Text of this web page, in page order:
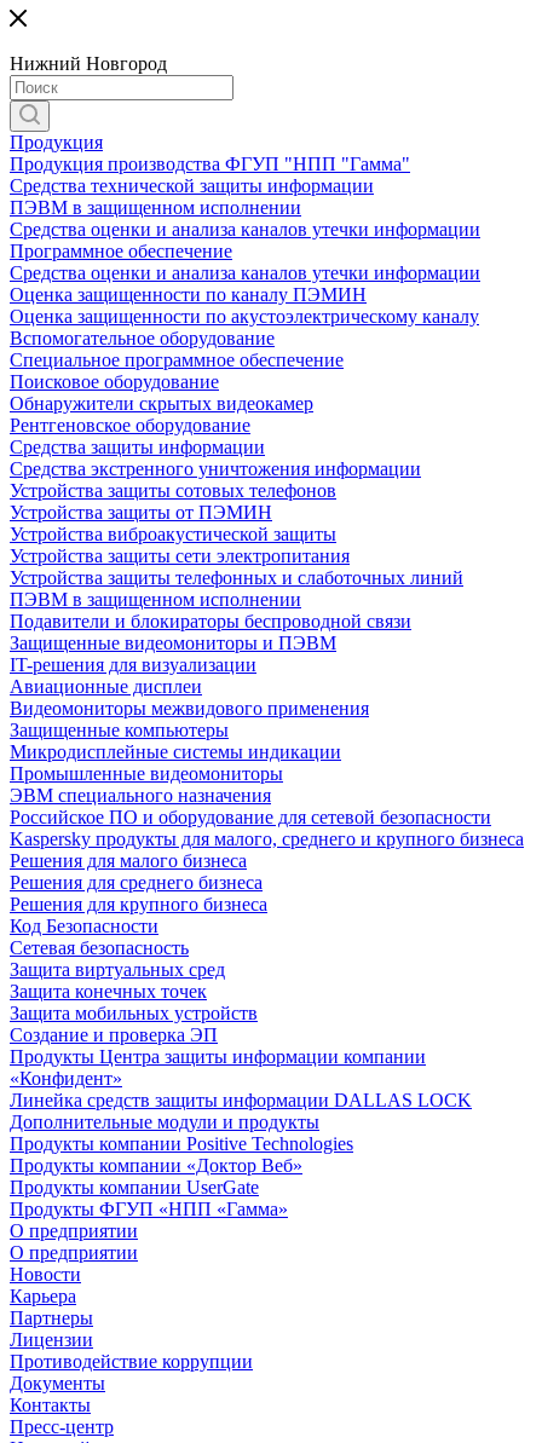
Нижний Новгород
Продукция
Продукция производства ФГУП "НПП "Гамма"
Средства технической защиты информации
ПЭВМ в защищенном исполнении
Средства оценки и анализа каналов утечки информации
Программное обеспечение
Средства оценки и анализа каналов утечки информации
Оценка защищенности по каналу ПЭМИН
Оценка защищенности по акустоэлектрическому каналу
Вспомогательное оборудование
Специальное программное обеспечение
Поисковое оборудование
Обнаружители скрытых видеокамер
Рентгеновское оборудование
Средства защиты информации
Средства экстренного уничтожения информации
Устройства защиты сотовых телефонов
Устройства защиты от ПЭМИН
Устройства виброакустической защиты
Устройства защиты сети электропитания
Устройства защиты телефонных и слаботочных линий
ПЭВМ в защищенном исполнении
Подавители и блокираторы беспроводной связи
Защищенные видеомониторы и ПЭВМ
IT-решения для визуализации
Авиационные дисплеи
Видеомониторы межвидового применения
Защищенные компьютеры
Микродисплейные системы индикации
Промышленные видеомониторы
ЭВМ специального назначения
Российское ПО и оборудование для сетевой безопасности
Kaspersky продукты для малого, среднего и крупного бизнеса
Решения для малого бизнеса
Решения для среднего бизнеса
Решения для крупного бизнеса
Код Безопасности
Сетевая безопасность
Защита виртуальных сред
Защита конечных точек
Защита мобильных устройств
Создание и проверка ЭП
Продукты Центра защиты информации компании
«Конфидент»
Линейка средств защиты информации DALLAS LOCK
Дополнительные модули и продукты
Продукты компании Positive Technologies
Продукты компании «Доктор Веб»
Продукты компании UserGate
Продукты ФГУП «НПП «Гамма»
О предприятии
О предприятии
Новости
Карьера
Партнеры
Лицензии
Противодействие коррупции
Документы
Контакты
Пресс-центр